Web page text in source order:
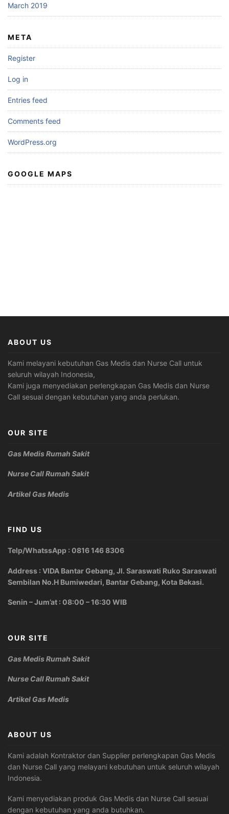
March 2019
META
Register
Log in
Entries feed
Comments feed
WordPress.org
GOOGLE MAPS
ABOUT US
Kami melayani kebutuhan Gas Medis dan Nurse Call untuk
seluruh wilayah Indonesia,
Kami juga menyediakan perlengkapan Gas Medis dan Nurse
Call sesuai dengan kebutuhan yang anda perlukan.
OUR SITE
Gas Medis Rumah Sakit
Nurse Call Rumah Sakit
Artikel Gas Medis
FIND US
Telp/WhatssApp : 0816 146 8306
Address : VIDA Bantar Gebang, Jl. Saraswati Ruko Saraswati
Sembilan No.H Bumiwedari, Bantar Gebang, Kota Bekasi.
Senin – Jum’at : 08:00 – 16:30 WIB
OUR SITE
Gas Medis Rumah Sakit
Nurse Call Rumah Sakit
Artikel Gas Medis
ABOUT US
Kami adalah Kontraktor dan Supplier perlengkapan Gas Medis
dan Nurse Call yang melayani kebutuhan untuk seluruh wilayah
Indonesia.
Kami menyediakan produk Gas Medis dan Nurse Call sesuai
dengan kebutuhan yang anda butuhkan.